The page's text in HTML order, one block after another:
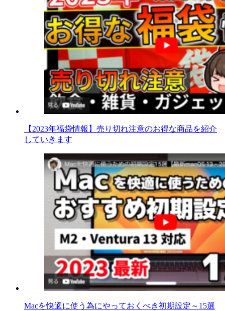
【2023年福袋情報】売り切れ注意のお得な商品を紹介
していきます
Macを快適に使う為にやっておくべき初期設定～15選